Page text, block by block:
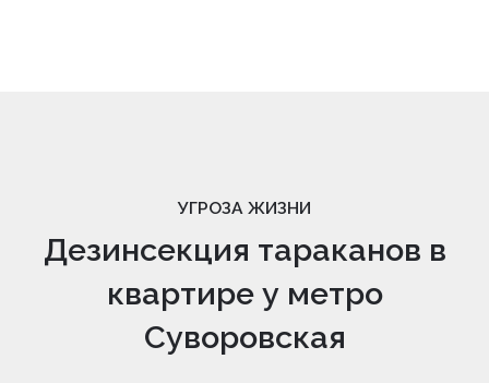
УГРОЗА ЖИЗНИ
Дезинсекция тараканов в
квартире у метро
Суворовская